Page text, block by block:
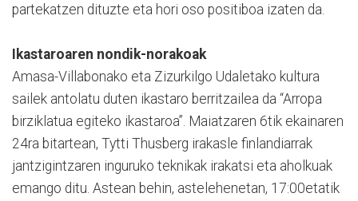
partekatzen dituzte eta hori oso positiboa izaten da.
Ikastaroaren nondik-norakoak
Amasa-Villabonako eta Zizurkilgo Udaletako kultura
sailek antolatu duten ikastaro berritzailea da “Arropa
birziklatua egiteko ikastaroa”. Maiatzaren 6tik ekainaren
24ra bitartean, Tytti Thusberg irakasle finlandiarrak
jantzigintzaren inguruko teknikak irakatsi eta aholkuak
emango ditu. Astean behin, astelehenetan, 17:00etatik